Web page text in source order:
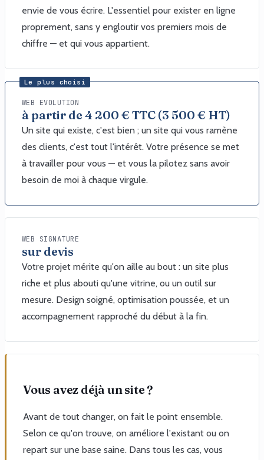
envie de vous écrire. L'essentiel pour exister en ligne
proprement, sans y engloutir vos premiers mois de
chiffre — et qui vous appartient.
Le plus choisi
WEB EVOLUTION
à partir de 4 200 € TTC (3 500 € HT)
Un site qui existe, c'est bien ; un site qui vous ramène
des clients, c'est tout l'intérêt. Votre présence se met
à travailler pour vous — et vous la pilotez sans avoir
besoin de moi à chaque virgule.
WEB SIGNATURE
sur devis
Votre projet mérite qu'on aille au bout : un site plus
riche et plus abouti qu'une vitrine, ou un outil sur
mesure. Design soigné, optimisation poussée, et un
accompagnement rapproché du début à la fin.
Vous avez déjà un site ?
Avant de tout changer, on fait le point ensemble.
Selon ce qu'on trouve, on améliore l'existant ou on
repart sur une base saine. Dans tous les cas, vous